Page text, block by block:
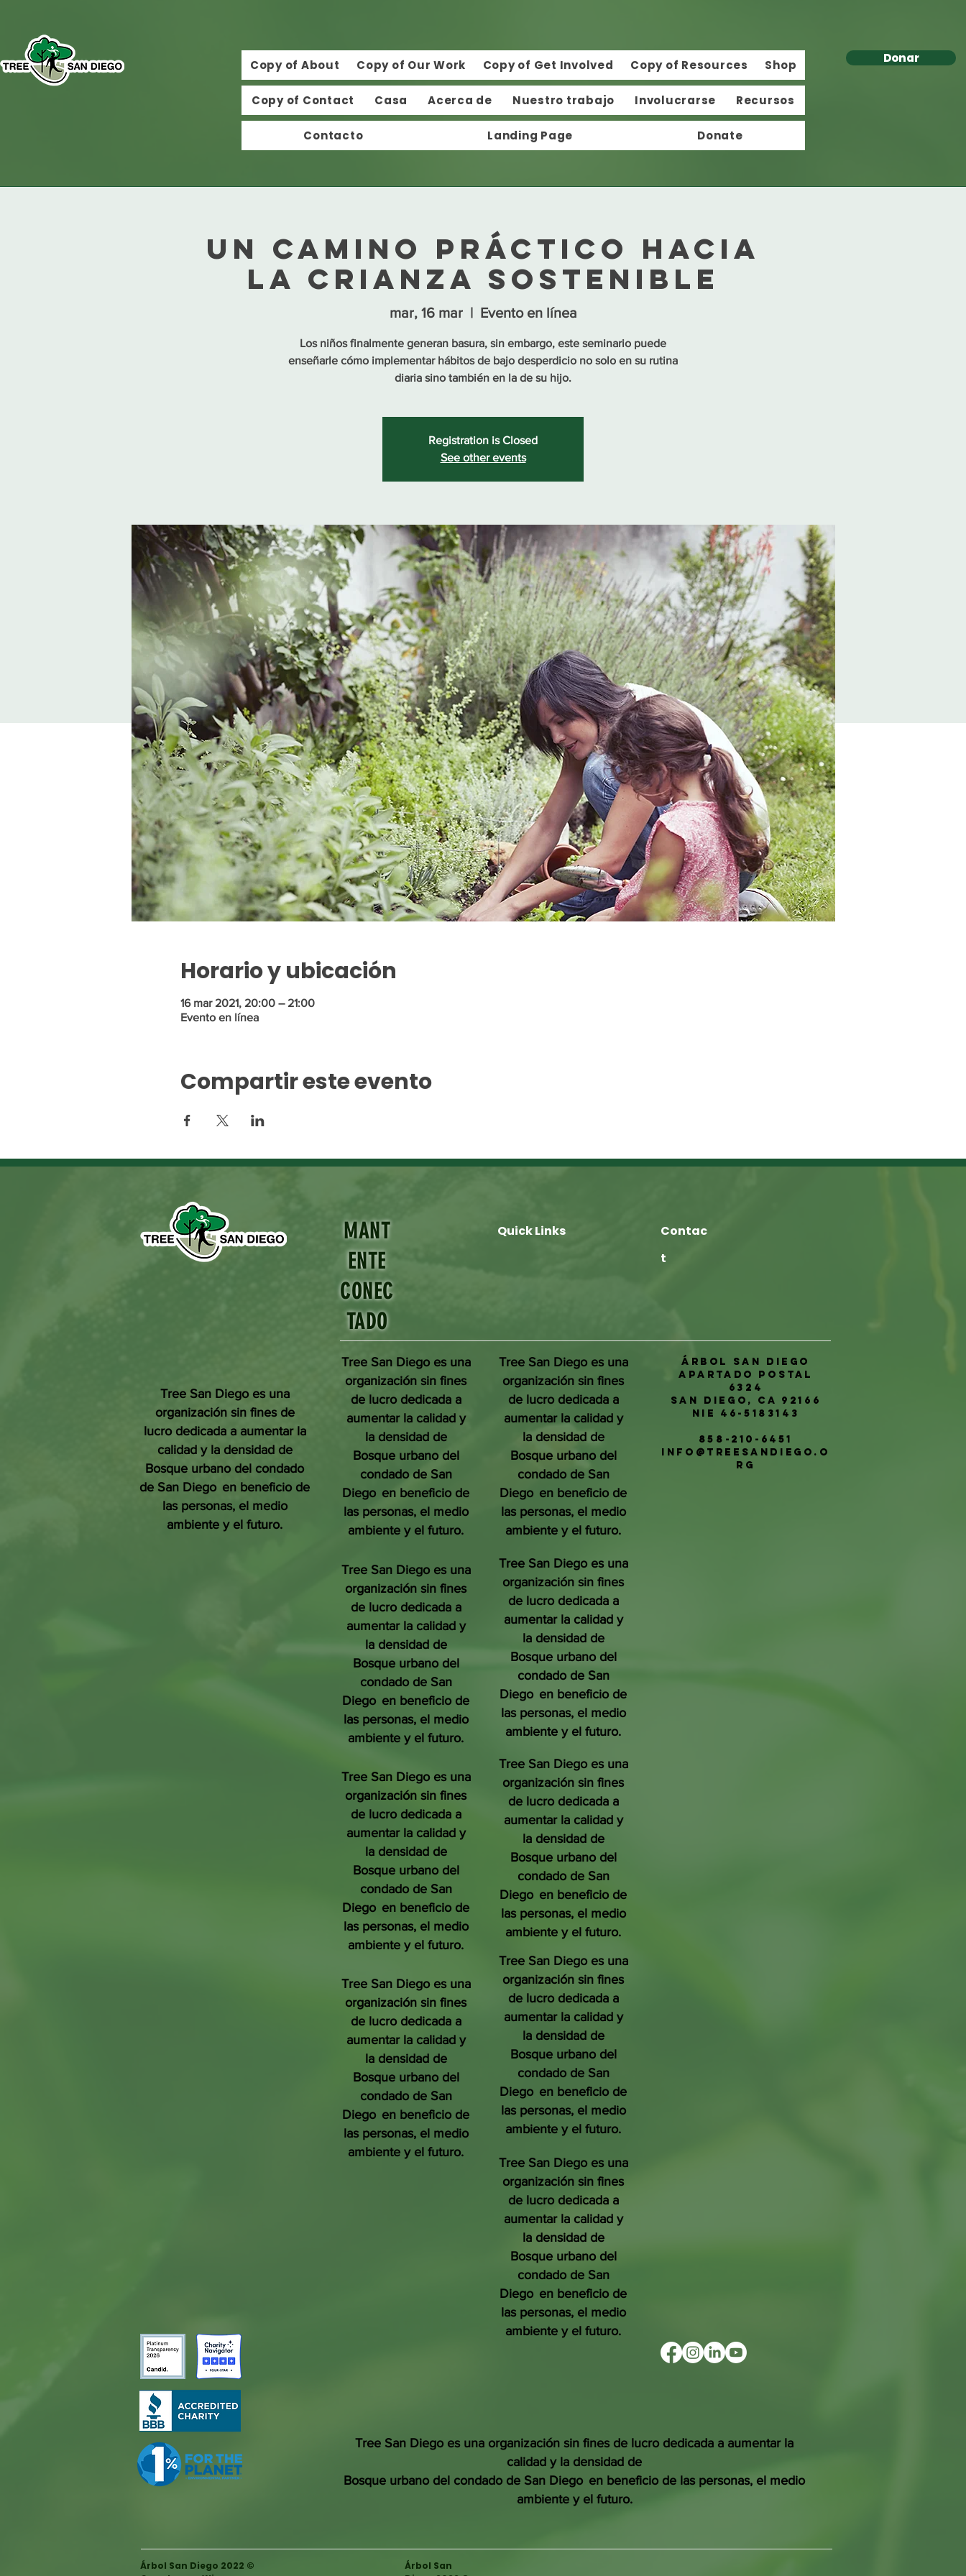
Copy of About Copy of Our Work Copy of Get Involved Copy of Resources Shop
Copy of Contact Casa Acerca de Nuestro trabajo Involucrarse Recursos
Contacto Landing Page Donate
Donar
Un camino práctico hacia
la crianza sostenible
mar, 16 mar
  |
Evento en línea
Los niños finalmente generan basura, sin embargo, este seminario puede
enseñarle cómo implementar hábitos de bajo desperdicio no solo en su rutina
diaria sino también en la de su hijo.
Registration is Closed
See other events
Horario y ubicación
16 mar 2021, 20:00 – 21:00
Evento en línea
Compartir este evento
Tree San Diego es una
organización sin fines de
lucro dedicada a aumentar la
calidad y la densidad de
Bosque urbano del condado
de San Diego en beneficio de
las personas, el medio
ambiente y el futuro.
MANT
ENTE
CONEC
TADO
Quick Links
Contac
t
Tree San Diego es una
organización sin fines
de lucro dedicada a
aumentar la calidad y
la densidad de
Bosque urbano del
condado de San
Diego en beneficio de
las personas, el medio
ambiente y el futuro.
Tree San Diego es una
organización sin fines
de lucro dedicada a
aumentar la calidad y
la densidad de
Bosque urbano del
condado de San
Diego en beneficio de
las personas, el medio
ambiente y el futuro.
Tree San Diego es una
organización sin fines
de lucro dedicada a
aumentar la calidad y
la densidad de
Bosque urbano del
condado de San
Diego en beneficio de
las personas, el medio
ambiente y el futuro.
Tree San Diego es una
organización sin fines
de lucro dedicada a
aumentar la calidad y
la densidad de
Bosque urbano del
condado de San
Diego en beneficio de
las personas, el medio
ambiente y el futuro.
Tree San Diego es una
organización sin fines
de lucro dedicada a
aumentar la calidad y
la densidad de
Bosque urbano del
condado de San
Diego en beneficio de
las personas, el medio
ambiente y el futuro.
Tree San Diego es una
organización sin fines
de lucro dedicada a
aumentar la calidad y
la densidad de
Bosque urbano del
condado de San
Diego en beneficio de
las personas, el medio
ambiente y el futuro.
Tree San Diego es una
organización sin fines
de lucro dedicada a
aumentar la calidad y
la densidad de
Bosque urbano del
condado de San
Diego en beneficio de
las personas, el medio
ambiente y el futuro.
Tree San Diego es una
organización sin fines
de lucro dedicada a
aumentar la calidad y
la densidad de
Bosque urbano del
condado de San
Diego en beneficio de
las personas, el medio
ambiente y el futuro.
Tree San Diego es una
organización sin fines
de lucro dedicada a
aumentar la calidad y
la densidad de
Bosque urbano del
condado de San
Diego en beneficio de
las personas, el medio
ambiente y el futuro.
Árbol San Diego
Apartado postal
6324
San Diego, CA 92166
NIE 46-5183143
858-210-6451
info@treesandiego.o
rg
Tree San Diego es una organización sin fines de lucro dedicada a aumentar la
calidad y la densidad de
Bosque urbano del condado de San Diego en beneficio de las personas, el medio
ambiente y el futuro.
Árbol San Diego 2022 ©
Árbol San